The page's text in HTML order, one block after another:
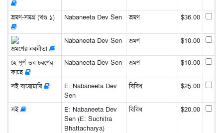
ভ্রমণ-সমগ্র (খণ্ড ১) Nabaneeta Dev Sen ভ্রমণ $36.00
ভ্রমণের নবনীতা
Nabaneeta Dev Sen ভ্রমণ $10.00
হে পূর্ণ তব চরণের
কাছে
Nabaneeta Dev Sen ভ্রমণ $10.00
সই বারোয়ারি
E: Nabaneeta Dev
Sen
বিবিধ $25.00
সই
E: Nabaneeta Dev
Sen (E: Suchitra
Bhattacharya)
বিবিধ $20.00